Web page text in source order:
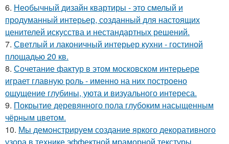
6. Необычный дизайн квартиры - это смелый и
продуманный интерьер, созданный для настоящих
ценителей искусства и нестандартных решений.
7. Светлый и лаконичный интерьер кухни - гостиной
площадью 20 кв.
8. Сочетание фактур в этом московском интерьере
играет главную роль - именно на них построено
ощущение глубины, уюта и визуального интереса.
9. Покрытие деревянного пола глубоким насыщенным
чёрным цветом.
10. Мы демонстрируем создание яркого декоративного